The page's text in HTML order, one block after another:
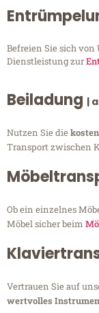
Befreien Sie sich
Dienstleistung zur
Beiladung |
Nutzen Sie die
Transport zwischen
Ob ein einzelnes
Möbel sicher beim
Vertrauen Sie auf
wertvolles